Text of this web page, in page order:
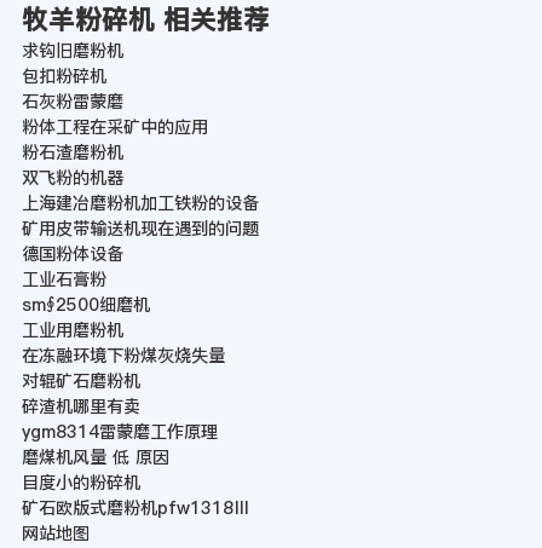
牧羊粉碎机 相关推荐
求钩旧磨粉机
包扣粉碎机
石灰粉雷蒙磨
粉体工程在采矿中的应用
粉石渣磨粉机
双飞粉的机器
上海建冶磨粉机加工铁粉的设备
矿用皮带输送机现在遇到的问题
德国粉体设备
工业石膏粉
sm∮2500细磨机
工业用磨粉机
在冻融环境下粉煤灰烧失量
对辊矿石磨粉机
碎渣机哪里有卖
ygm8314雷蒙磨工作原理
磨煤机风量 低 原因
目度小的粉碎机
矿石欧版式磨粉机pfw1318Ⅲ
网站地图